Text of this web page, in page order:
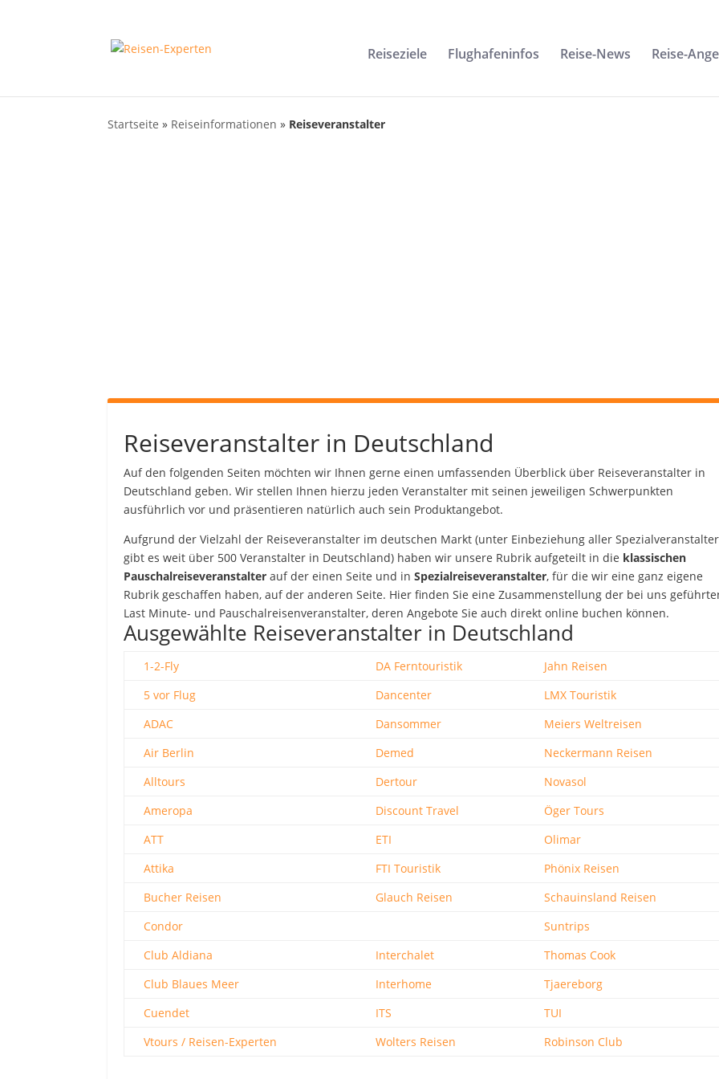
Reiseziele Flughafeninfos Reise-News Reise-
Startseite » Reiseinformationen » Reiseveranstalter
Reiseveranstalter in Deutschland
Auf den folgenden Seiten möchten wir Ihnen gerne einen umfassenden Überblick über Reiseveranstalter in
Deutschland geben. Wir stellen Ihnen hierzu jeden Veranstalter mit seinen jeweiligen Schwerpunkten
ausführlich vor und präsentieren natürlich auch sein Produktangebot.
Aufgrund der Vielzahl der Reiseveranstalter im deutschen Markt (unter Einbeziehung aller Spezialveranstalter
gibt es weit über 500 Veranstalter in Deutschland) haben wir unsere Rubrik aufgeteilt in die klassischen
Pauschalreiseveranstalter auf der einen Seite und inSpezialreiseveranstalter, für die wir eine ganz eigene
Rubrik geschaffen haben, auf der anderen Seite. Hier finden Sie eine Zusammenstellung der bei uns
Last Minute- und Pauschalreisenveranstalter, deren Angebote Sie auch direkt online buchen können.
Ausgewählte Reiseveranstalter in Deutschland
1-2-Fly DA Ferntouristik
Jahn Reisen
5 vor Flug
Dancenter
LMX Touristik
ADAC
Dansommer
Meiers Weltreisen
Air Berlin
Demed
Neckermann Reisen
Alltours
Dertour
Novasol
Ameropa
Discount Travel
Öger Tours
ATT
ETI
Olimar
Attika
FTI Touristik
Phönix Reisen
Bucher Reisen
Glauch Reisen
Schauinsland Reisen
Condor
Suntrips
Club Aldiana
Interchalet
Thomas Cook
Club Blaues Meer
Interhome
Tjaereborg
Cuendet
ITS
TUI
Vtours / Reisen-Experten
Wolters Reisen Robinson Club